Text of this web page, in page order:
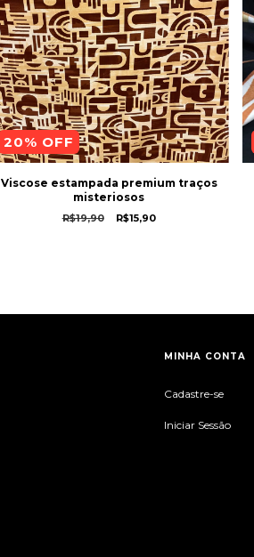
20% OFF
Viscose estampada premium traços
misteriosos
R$19,90 R$15,90
MINHA CONTA
Cadastre-se
Iniciar Sessão